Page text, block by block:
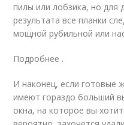
пилы или лобзика, но для
результата все планки
мощной рубильной или
Подробнее .
И наконец, если готовые
имеют гораздо больший
окна, на которое вы